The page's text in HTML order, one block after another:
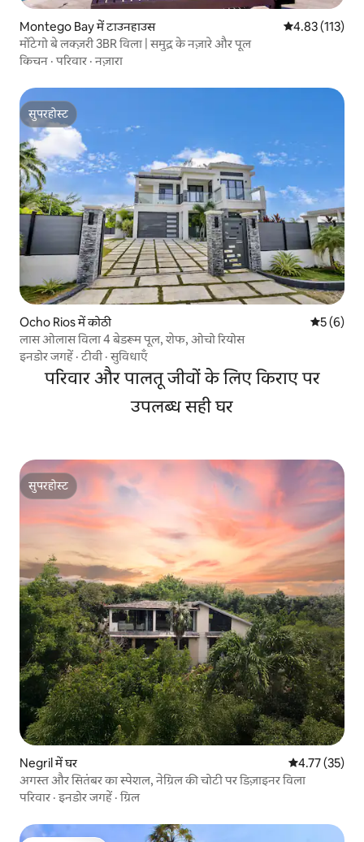
Montego Bay में टाउनहाउस औसत रेटिंग 5 में से
4.83 (113)
मोंटेगो बे लक्ज़री 3BR विला | समुद्र के नज़ारे और पूल
किचन ·परिवार ·नज़ारा
सुपरहोस्ट
सुपरहोस्ट
Ocho Rios में कोठी औसत रेटिंग
5 (6)
लास ओलास विला 4 बेडरूम पूल, शेफ, ओचो रियोस
इनडोर जगहें ·टीवी ·सुविधाएँ
परिवार और पालतू जीवों के लिए किराए पर
उपलब्ध सही घर
सुपरहोस्ट
सुपरहोस्ट
Negril में घर औसत रेटिंग 5 में
4.77 (35)
अगस्त और सितंबर का स्पेशल, नेग्रिल की चोटी पर डिज़ाइनर विला
परिवार ·इनडोर जगहें ·ग्रिल